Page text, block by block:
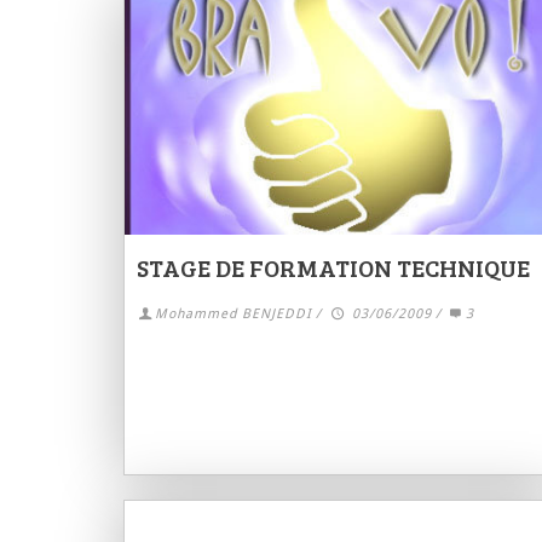
STAGE DE FORMATION TECHNIQUE
Mohammed BENJEDDI / 03/06/2009 / 3